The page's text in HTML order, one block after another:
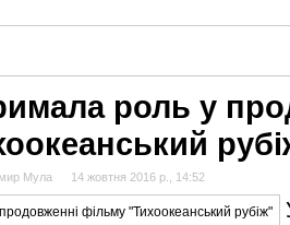
роль у
Мула 14 жовтня 2016 р., 14:52